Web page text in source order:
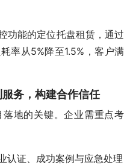
功能的定位托盘租赁，通过
率从5%降至1.5%，客户满
务，构建合作信任
地的关键。企业需重点考
认证、成功案例与应急处理